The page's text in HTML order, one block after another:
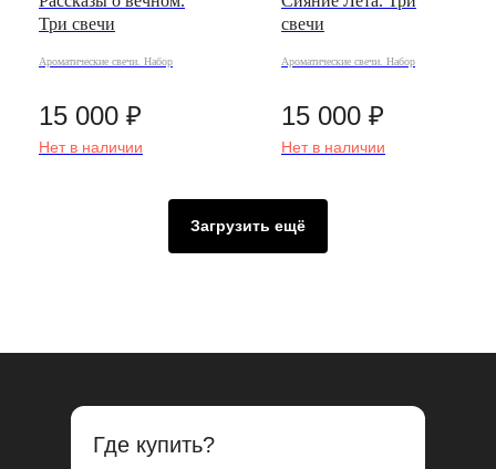
Три свечи
Ароматические свечи. Набор
15 000 ₽
Нет в наличии
свечи
Ароматические свечи. Набор
15 000 ₽
Нет в наличии
Загрузить ещё
Где купить?